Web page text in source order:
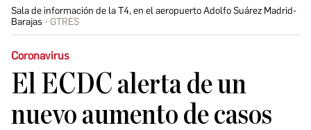
Sala de información de la T4, en el aeropuerto Adolfo Suárez Madrid-
Barajas
GTRES
Coronavirus
El ECDC alerta de un
nuevo aumento de casos